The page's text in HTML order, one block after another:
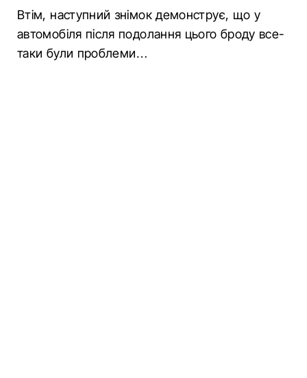
Втім, наступний знімок демонструє, що у
автомобіля після подолання цього броду все-
таки були проблеми…